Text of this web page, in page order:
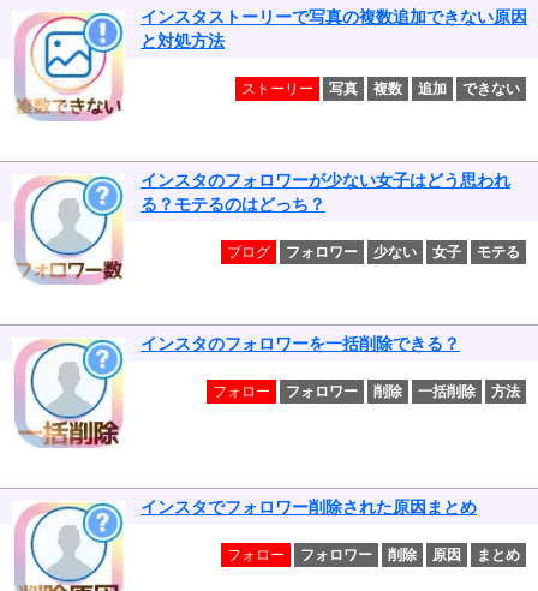
インスタストーリーで写真の複数追加できない原因
と対処方法
ストーリー 写真 複数 追加 できない
インスタのフォロワーが少ない女子はどう思われ
る？モテるのはどっち？
ブログ フォロワー 少ない 女子 モテる
インスタのフォロワーを一括削除できる？
フォロー フォロワー 削除 一括削除 方法
インスタでフォロワー削除された原因まとめ
フォロー フォロワー 削除 原因 まとめ